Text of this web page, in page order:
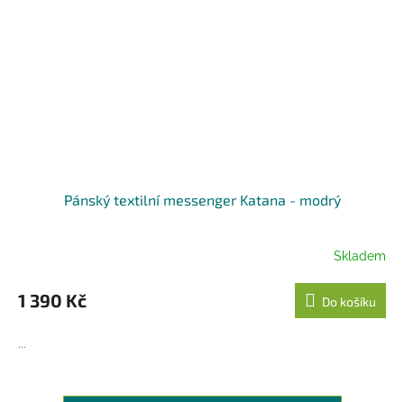
Pánský textilní messenger Katana - modrý
Skladem
1 390 Kč Do košíku
...